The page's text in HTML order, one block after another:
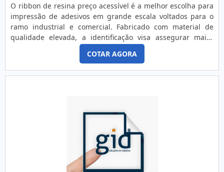
O ribbon de resina preço acessível é a melhor escolha para
impressão de adesivos em grande escala voltados para o
ramo industrial e comercial. Fabricado com material de
qualidade elevada, a identificação visa assegurar maior
segurança para o cliente durante a aquisição,
principalmente quando se trata de alimentos. VANTAGENS E
DIFERENCIAIS DO PRODUTO De modo breve e resumido, o
ribbon de resina é bastante versátil, pois pode ser
aplicações, o que garante ao cliente uma melhor relação
custo-benefício, que faz toda a diferença na atualidade. Em
explicação, o ribbon fabricado em resina pode ser aplicado
nas mais diversas superfícies, pois é bastante resistente.
Além disso, o modelo é ideal para ambientes úmidos ou
pouco arejados. É importante citar, ainda, que a utilização
COTAR AGORA